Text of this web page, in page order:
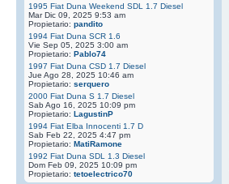
1995 Fiat Duna Weekend SDL 1.7 Diesel
Mar Dic 09, 2025 9:53 am
Propietario: pandito
1994 Fiat Duna SCR 1.6
Vie Sep 05, 2025 3:00 am
Propietario: Pablo74
1997 Fiat Duna CSD 1.7 Diesel
Jue Ago 28, 2025 10:46 am
Propietario: serquero
2000 Fiat Duna S 1.7 Diesel
Sab Ago 16, 2025 10:09 pm
Propietario: LagustinP
1994 Fiat Elba Innocenti 1.7 D
Sab Feb 22, 2025 4:47 pm
Propietario: MatiRamone
1992 Fiat Duna SDL 1.3 Diesel
Dom Feb 09, 2025 10:09 pm
Propietario: tetoelectrico70